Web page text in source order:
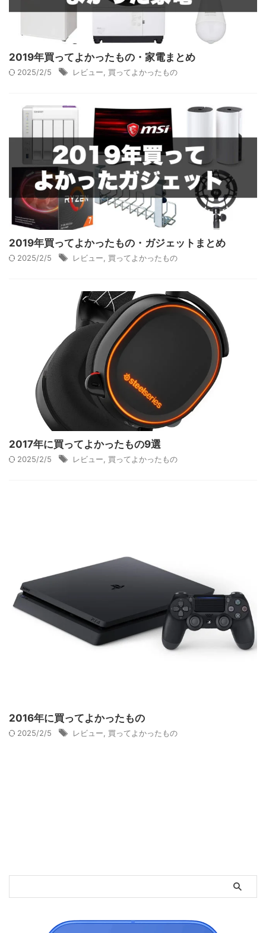
2019年買ってよかったもの・家電まとめ
2025/2/5 レビュー 買ってよかったもの
2019年買ってよかったもの・ガジェットまとめ
2025/2/5 レビュー 買ってよかったもの
2017年に買ってよかったもの9選
2025/2/5 レビュー 買ってよかったもの
2016年に買ってよかったもの
2025/2/5 レビュー 買ってよかったもの